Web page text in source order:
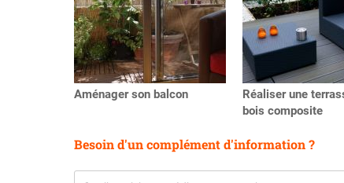
Aménager son balcon
Réaliser une
bois composite
Besoin d'un complément d'information ?